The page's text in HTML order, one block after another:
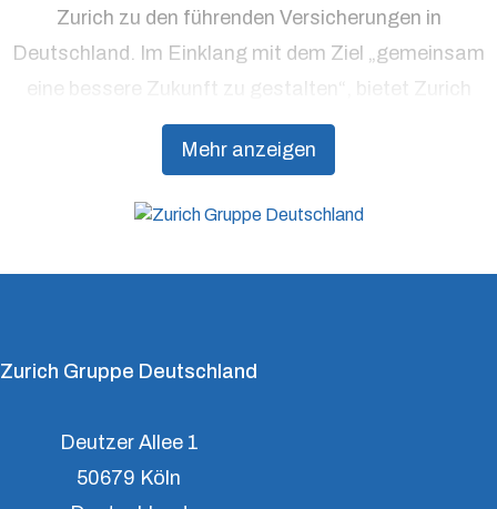
Mehr anzeigen
Zurich zu den führenden Versicherungen in
Deutschland. Im Einklang mit dem Ziel „gemeinsam
eine bessere Zukunft zu gestalten“, bietet Zurich
Präventionsdienstleistungen an, die über traditionelle
Versicherungsprodukte hinausgehen, um Kunden
Zurich Gruppe Deutschland
Deutzer Allee 1
50679 Köln